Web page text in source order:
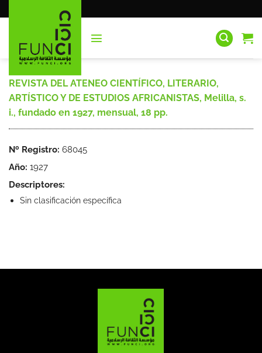
al
REVISTA DEL ATENEO CIENTÍFICO, LITERARIO,
ARTÍSTICO Y DE ESTUDIOS AFRICANISTAS, Melilla, s.
i., fundado en 1927, mensual, 18 pp.
Nº Registro: 68045
Año: 1927
Descriptores:
Sin clasificación específica